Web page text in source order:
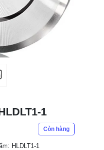
1
Còn hàng
HLDLT1-1